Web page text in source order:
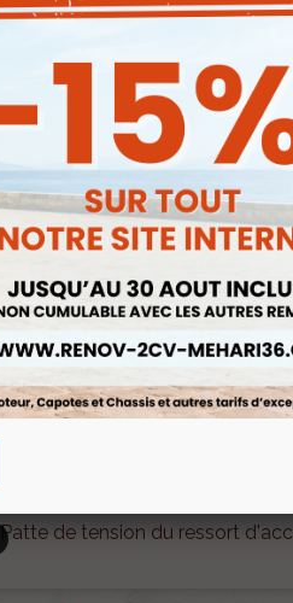
Patte de tension du ressort